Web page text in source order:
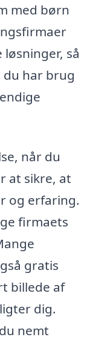
med børn
så
du har brug
når du
at sikre, at
og erfaring.
firmaets
gratis
billede af
dig.
nemt